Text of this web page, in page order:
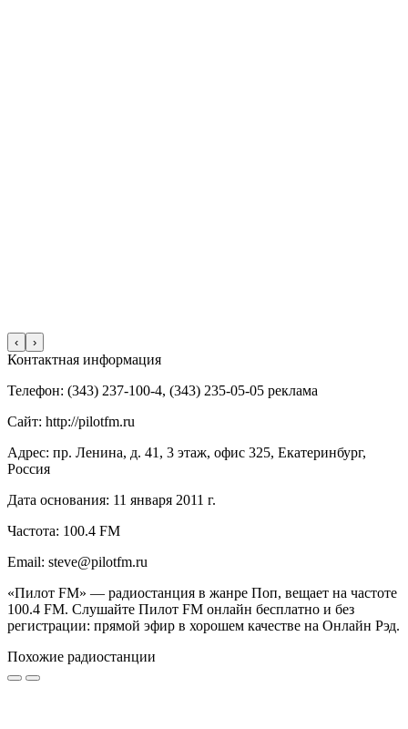
‹ ›
Контактная информация
Телефон: (343) 237-100-4, (343) 235-05-05 реклама
Сайт: http://pilotfm.ru
Адрес: пр. Ленина, д. 41, 3 этаж, офис 325, Екатеринбург,
Россия
Дата основания: 11 января 2011 г.
Частота: 100.4 FM
Email: steve@pilotfm.ru
«Пилот FM» — радиостанция в жанре Поп, вещает на частоте
100.4 FM. Слушайте Пилот FM онлайн бесплатно и без
регистрации: прямой эфир в хорошем качестве на Онлайн Рэд.
Похожие радиостанции